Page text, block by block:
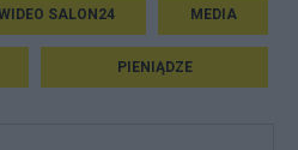
SALON24 MEDIA
PIENIĄDZE